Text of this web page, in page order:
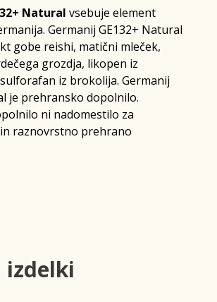
Natural vsebuje element
Germanij GE132+ Natural
gobe reishi, matični mleček,
grozdja, likopen iz
iz brokolija. Germanij
je prehransko dopolnilo.
ni nadomestilo za
raznovrstno prehrano
izdelki